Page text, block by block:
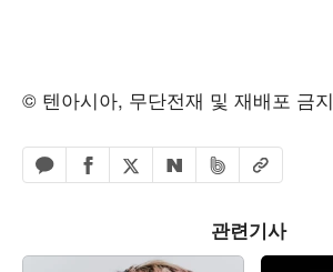
© 텐아시아, 무단전재 및 재배포 금지
카카오톡 공유하기
페이스북 공유하기
엑스 공유하기
네이버 공유하기
밴드 공유하기
URL복사
관련기사